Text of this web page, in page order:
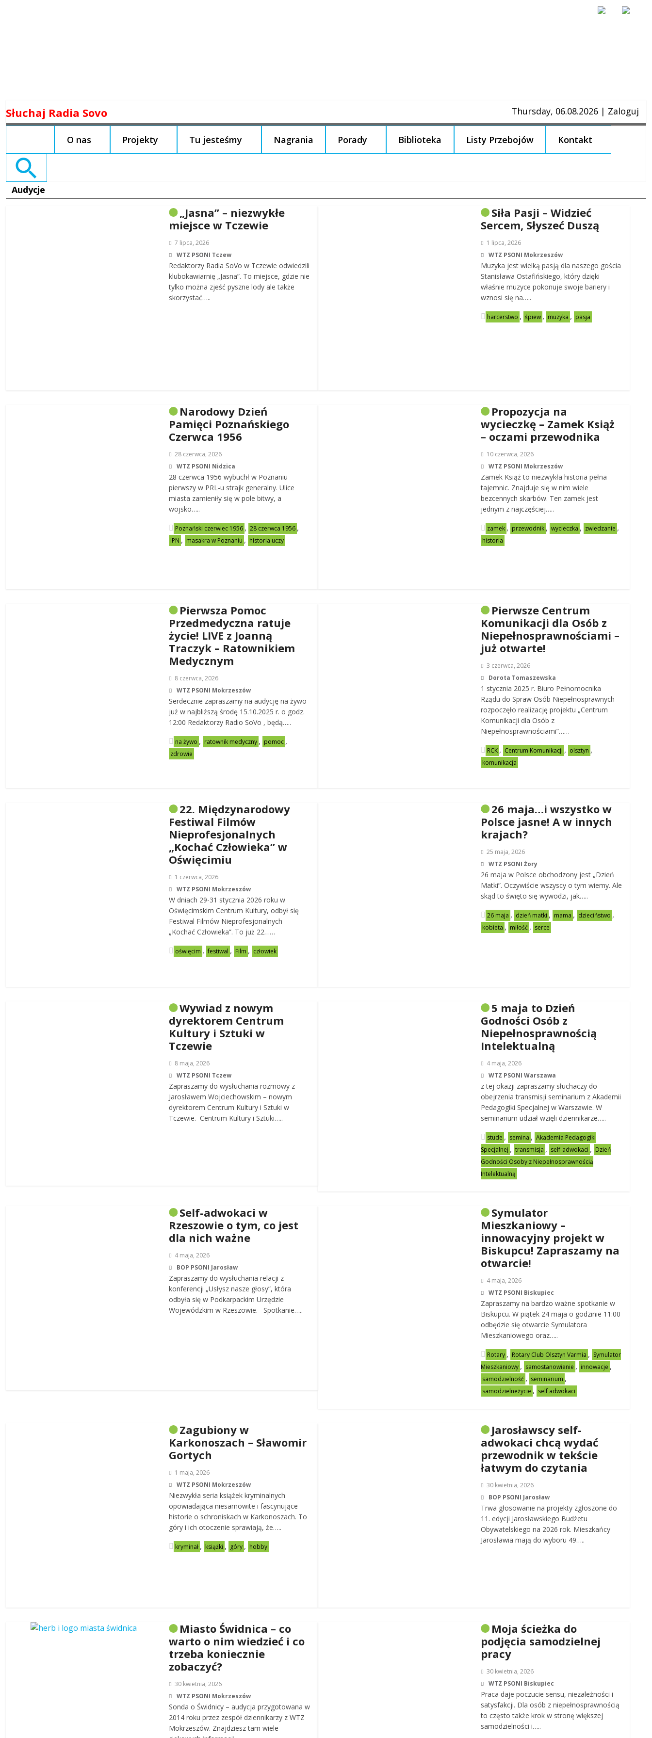
to
Słuchaj Radia Sovo Thursday, 06.08.2026 | Zaloguj
O nas Projekty Tu jesteśmy Nagrania Porady Biblioteka Listy Przebojów Kontakt
Search
Audycje
„Jasna” – niezwykłe
miejsce w Tczewie
7 lipca, 2026
WTZ PSONI Tczew
Redaktorzy Radia SoVo w Tczewie odwiedzili
klubokawiarnię „Jasna”. To miejsce, gdzie nie
tylko można zjeść pyszne lody ale także
skorzystać…..
Siła Pasji – Widzieć
Sercem, Słyszeć Duszą
1 lipca, 2026
WTZ PSONI Mokrzeszów
Muzyka jest wielką pasją dla naszego gościa
Stanisława Ostafińskiego, który dzięki
właśnie muzyce pokonuje swoje bariery i
wznosi się na…..
harcerstwo , śpiew , muzyka , pasja
Narodowy Dzień
Pamięci Poznańskiego
Czerwca 1956
28 czerwca, 2026
WTZ PSONI Nidzica
28 czerwca 1956 wybuchł w Poznaniu
pierwszy w PRL-u strajk generalny. Ulice
miasta zamieniły się w pole bitwy, a
wojsko…..
Poznański czerwiec 1956 , 28 czerwca 1956 ,
IPN , masakra w Poznaniu , historia uczy
Propozycja na
wycieczkę – Zamek Książ
– oczami przewodnika
10 czerwca, 2026
WTZ PSONI Mokrzeszów
Zamek Książ to niezwykła historia pełna
tajemnic. Znajduje się w nim wiele
bezcennych skarbów. Ten zamek jest
jednym z najczęściej…..
zamek , przewodnik , wycieczka , zwiedzanie ,
historia
Pierwsza Pomoc
Przedmedyczna ratuje
życie! LIVE z Joanną
Traczyk – Ratownikiem
Medycznym
8 czerwca, 2026
WTZ PSONI Mokrzeszów
Serdecznie zapraszamy na audycję na żywo
już w najbliższą środę 15.10.2025 r. o godz.
12:00 Redaktorzy Radio SoVo , będą…..
na żywo , ratownik medyczny , pomoc ,
zdrowie
Pierwsze Centrum
Komunikacji dla Osób z
Niepełnosprawnościami –
już otwarte!
3 czerwca, 2026
Dorota Tomaszewska
1 stycznia 2025 r. Biuro Pełnomocnika
Rządu do Spraw Osób Niepełnosprawnych
rozpoczęło realizację projektu „Centrum
Komunikacji dla Osób z
Niepełnosprawnościami”……
RCK , Centrum Komunikacji , olsztyn ,
komunikacja
22. Międzynarodowy
Festiwal Filmów
Nieprofesjonalnych
„Kochać Człowieka” w
Oświęcimiu
1 czerwca, 2026
WTZ PSONI Mokrzeszów
W dniach 29-31 stycznia 2026 roku w
Oświęcimskim Centrum Kultury, odbył się
Festiwal Filmów Nieprofesjonalnych
„Kochać Człowieka”. To już 22……
oświęcim , festiwal , Film , człowiek
26 maja…i wszystko w
Polsce jasne! A w innych
krajach?
25 maja, 2026
WTZ PSONI Żory
26 maja w Polsce obchodzony jest „Dzień
Matki”. Oczywiście wszyscy o tym wiemy. Ale
skąd to święto się wywodzi, jak…..
26 maja , dzień matki , mama , dzieciństwo ,
kobieta , miłość , serce
Wywiad z nowym
dyrektorem Centrum
Kultury i Sztuki w
Tczewie
8 maja, 2026
WTZ PSONI Tczew
Zapraszamy do wysłuchania rozmowy z
Jarosławem Wojciechowskim – nowym
dyrektorem Centrum Kultury i Sztuki w
Tczewie. Centrum Kultury i Sztuki…..
5 maja to Dzień
Godności Osób z
Niepełnosprawnością
Intelektualną
4 maja, 2026
WTZ PSONI Warszawa
z tej okazji zapraszamy słuchaczy do
obejrzenia transmisji seminarium z Akademii
Pedagogiki Specjalnej w Warszawie. W
seminarium udział wzięli dziennikarze…..
stude , semina , Akademia Pedagogiki
Specjalnej , transmisja , self-adwokaci , Dzień
Godności Osoby z Niepełnosprawnością
Intelektualną
Self-adwokaci w
Rzeszowie o tym, co jest
dla nich ważne
4 maja, 2026
BOP PSONI Jarosław
Zapraszamy do wysłuchania relacji z
konferencji „Usłysz nasze głosy”, która
odbyła się w Podkarpackim Urzędzie
Wojewódzkim w Rzeszowie. Spotkanie…..
Symulator
Mieszkaniowy –
innowacyjny projekt w
Biskupcu! Zapraszamy na
otwarcie!
4 maja, 2026
WTZ PSONI Biskupiec
Zapraszamy na bardzo ważne spotkanie w
Biskupcu. W piątek 24 maja o godzinie 11:00
odbędzie się otwarcie Symulatora
Mieszkaniowego oraz…..
Rotary , Rotary Club Olsztyn Varmia , Symulator
Mieszkaniowy , samostanowienie , innowacje ,
samodzielność , seminarium ,
samodzielneżycie , self adwokaci
Zagubiony w
Karkonoszach – Sławomir
Gortych
1 maja, 2026
WTZ PSONI Mokrzeszów
Niezwykła seria książek kryminalnych
opowiadająca niesamowite i fascynujące
historie o schroniskach w Karkonoszach. To
góry i ich otoczenie sprawiają, że…..
kryminał , książki , góry , hobby
Jarosławscy self-
adwokaci chcą wydać
przewodnik w tekście
łatwym do czytania
30 kwietnia, 2026
BOP PSONI Jarosław
Trwa głosowanie na projekty zgłoszone do
11. edycji Jarosławskiego Budżetu
Obywatelskiego na 2026 rok. Mieszkańcy
Jarosławia mają do wyboru 49…..
Miasto Świdnica – co
warto o nim wiedzieć i co
trzeba koniecznie
zobaczyć?
30 kwietnia, 2026
WTZ PSONI Mokrzeszów
Sonda o Świdnicy – audycja przygotowana w
2014 roku przez zespół dziennikarzy z WTZ
Mokrzeszów. Znajdziesz tam wiele
Moja ścieżka do
podjęcia samodzielnej
pracy
30 kwietnia, 2026
WTZ PSONI Biskupiec
Praca daje poczucie sensu, niezależności i
satysfakcji. Dla osób z niepełnosprawnością
to często także krok w stronę większej
samodzielności i…..